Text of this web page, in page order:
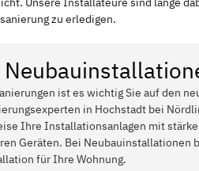
zu erledigen.
ist es wichtig Sie auf den
in Hochstadt bei
Ihre Installationsanlagen mit
Geräten. Bei Neubauinstallationen
für Ihre Wohnung.